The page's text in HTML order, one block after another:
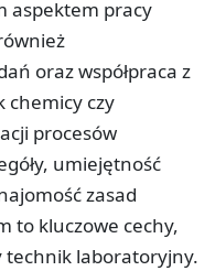
aspektem pracy
oraz współpraca z
chemicy czy
procesów
umiejętność
zasad
to kluczowe cechy,
technik laboratoryjny.